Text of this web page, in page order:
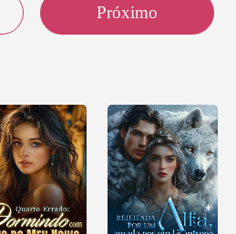
Próximo